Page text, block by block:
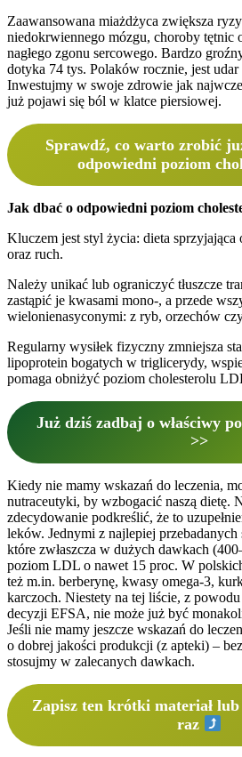
Zaawansowana miażdżyca zwiększa
niedokrwiennego mózgu, choroby tętnic
nagłego zgonu sercowego. Bardzo
dotyka 74 tys. Polaków rocznie, jest
Inwestujmy w swoje zdrowie jak
już pojawi się ból w klatce piersiowej.
Sprawdź, co warto zrobić
odpowiedni poziom
Jak dbać o odpowiedni poziom
Kluczem jest styl życia: dieta sprzyjająca
oraz ruch.
Należy unikać lub ograniczyć tłuszcze
zastąpić je kwasami mono-, a przede
wielonienasyconymi: z ryb, orzechów
Regularny wysiłek fizyczny zmniejsza
lipoprotein bogatych w triglicerydy,
pomaga obniżyć poziom cholesterolu
Już dziś zadbaj o właściwy
>>
Kiedy nie mamy wskazań do leczenia,
nutraceutyki, by wzbogacić naszą dietę.
zdecydowanie podkreślić, że to
leków. Jednymi z najlepiej przebadanych
które zwłaszcza w dużych dawkach
poziom LDL o nawet 15 proc. W
też m.in. berberynę, kwasy omega-3,
karczoch. Niestety na tej liście, z
decyzji EFSA, nie może już być
Jeśli nie mamy jeszcze wskazań do
o dobrej jakości produkcji (z apteki) –
stosujmy w zalecanych dawkach.
Zapisz ten krótki materiał lub
raz